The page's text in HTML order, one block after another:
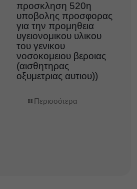
προσκληση 520η
υποβολης προσφορας
για την προμηθεια
υγειονομικου υλικου
του γενικου
νοσοκομειου βεροιας
(αισθητηρας
οξυμετριας αυτιου))
Περισσότερα